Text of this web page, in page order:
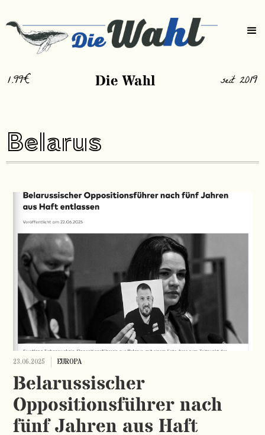
1.99€ Die Wahl seit 2019
Belarus
23.06.2025 EUROPA
Belarussischer
Oppositionsführer nach
fünf Jahren aus Haft